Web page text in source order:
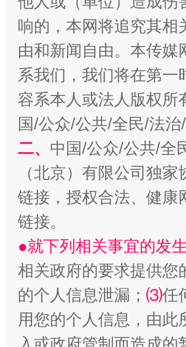
揭开“小金库”的免责幌子
受贿1.44亿！段成刚被判无期
响的，本网将追究其相
由和新闻自由。本传
系我们，我们将在第
容系本人或法人版权所
国/公众/公共/全民/法
二、 中国/公众/公共/全
（北京）有限公司独
链接，授权合法、健康
链接。
●就下列相关事宜的发
相关政府的要求提供您
的个人信息泄漏； ⑶任
用您的个人信息，由此